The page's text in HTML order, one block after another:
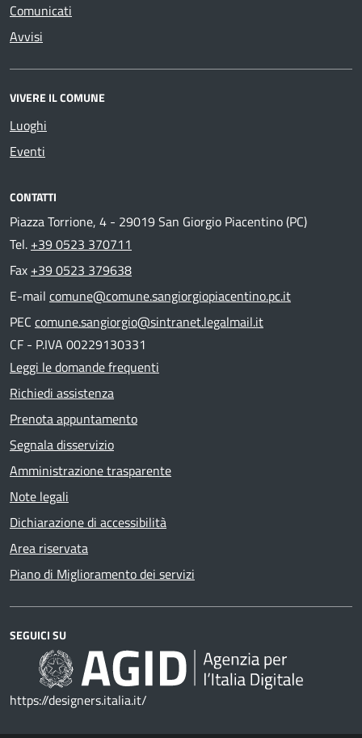
Comunicati
Avvisi
VIVERE IL COMUNE
Luoghi
Eventi
CONTATTI
Piazza Torrione, 4 - 29019 San Giorgio Piacentino (PC)
Tel. +39 0523 370711
Fax +39 0523 379638
E-mail comune@comune.sangiorgiopiacentino.pc.it
PEC comune.sangiorgio@sintranet.legalmail.it
CF - P.IVA 00229130331
Leggi le domande frequenti
Richiedi assistenza
Prenota appuntamento
Segnala disservizio
Amministrazione trasparente
Note legali
Dichiarazione di accessibilità
Area riservata
Piano di Miglioramento dei servizi
SEGUICI SU
https://designers.italia.it/